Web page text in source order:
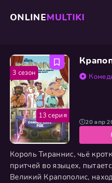
ONLINEMULTIKI
Король Тираннис, чьё
притчей во языцех,
Великий Крапополис,
20 апр
13 серия
3 сезон